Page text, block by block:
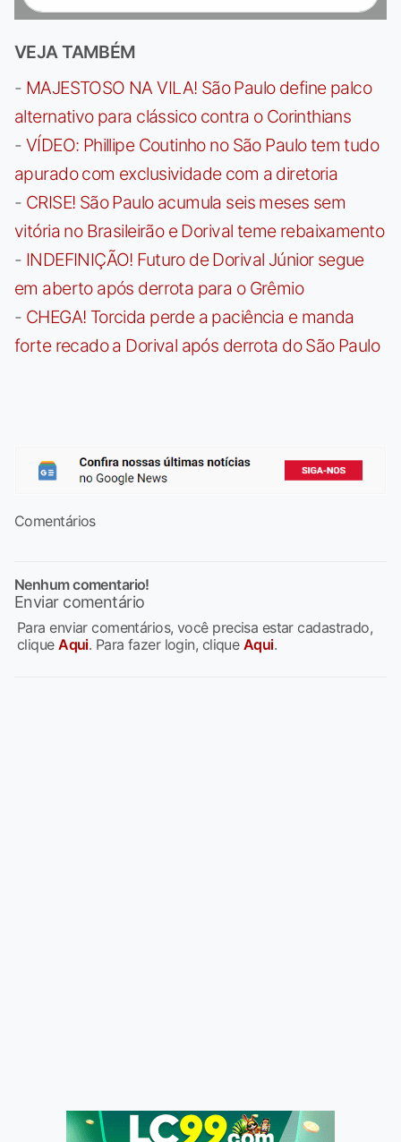
VEJA TAMBÉM
- MAJESTOSO NA VILA! São Paulo define palco
alternativo para clássico contra o Corinthians
- VÍDEO: Phillipe Coutinho no São Paulo tem tudo
apurado com exclusividade com a diretoria
- CRISE! São Paulo acumula seis meses sem
vitória no Brasileirão e Dorival teme rebaixamento
- INDEFINIÇÃO! Futuro de Dorival Júnior segue
em aberto após derrota para o Grêmio
- CHEGA! Torcida perde a paciência e manda
forte recado a Dorival após derrota do São Paulo
Comentários
Nenhum comentario!
Enviar comentário
Para enviar comentários, você precisa estar cadastrado,
cliqueAqui. Para fazer login, clique Aqui.